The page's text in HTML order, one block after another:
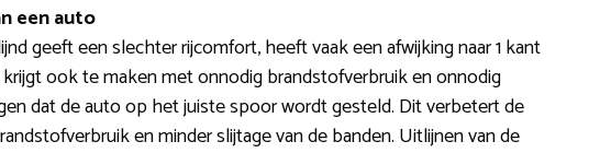
een auto
geeft een slechter rijcomfort, heeft vaak een afwijking naar 1 kant
ook te maken met onnodig brandstofverbruik en onnodig
dat de auto op het juiste spoor wordt gesteld. Dit verbetert de
en minder slijtage van de banden. Uitlijnen van de